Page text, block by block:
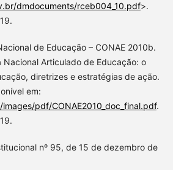
dmdocuments/rceb004_10.pdf>.
de Educação – CONAE 2010b.
Nacional Articulado de Educação: o
diretrizes e estratégias de ação.
em:
pdf/CONAE2010_doc_final.pdf.
nº 95, de 15 de dezembro de